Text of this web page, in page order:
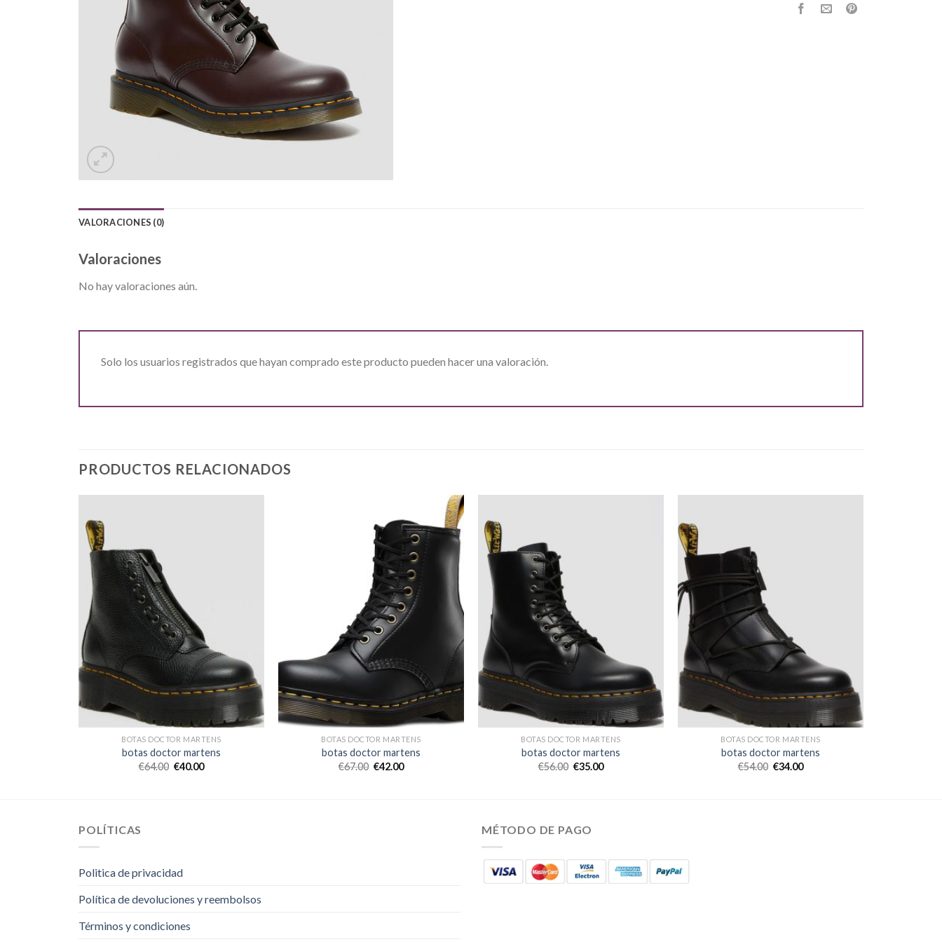
VALORACIONES (0)
Valoraciones
No hay valoraciones aún.
Solo los usuarios registrados que hayan comprado este producto pueden hacer una valoración.
PRODUCTOS RELACIONADOS
BOTAS DOCTOR MARTENS
botas doctor martens
€64.00 €40.00
BOTAS DOCTOR MARTENS
botas doctor martens
€67.00 €42.00
BOTAS DOCTOR MARTENS
botas doctor martens
€56.00 €35.00
BOTAS DOCTOR MARTENS
botas doctor martens
€54.00 €34.00
POLÍTICAS
Politica de privacidad
Política de devoluciones y reembolsos
Términos y condiciones
MÉTODO DE PAGO